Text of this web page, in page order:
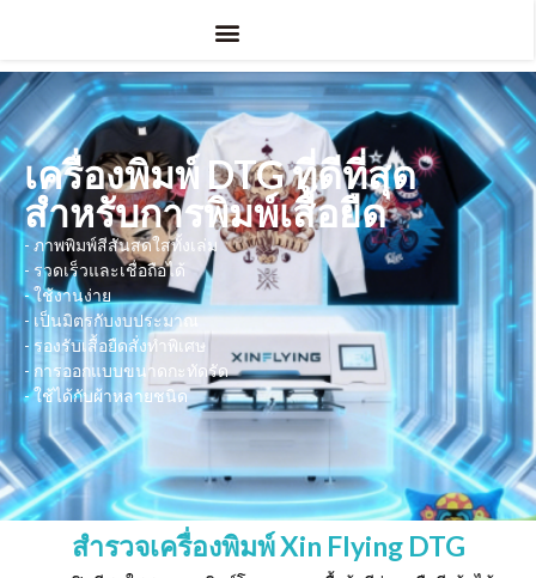
เครื่องพิมพ์ DTG ที่ดีที่สุด
สำหรับการพิมพ์เสื้อยืด
- ภาพพิมพ์สีสันสดใสทั้งเล่ม
- รวดเร็วและเชื่อถือได้
-ใช้งานง่าย
- เป็นมิตรกับงบประมาณ
- รองรับเสื้อยืดสั่งทำพิเศษ
- การออกแบบขนาดกะทัดรัด
-ใช้ได้กับผ้าหลายชนิด
สำรวจเครื่องพิมพ์ Xin Flying DTG